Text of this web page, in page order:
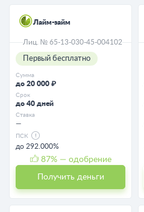
Лайм-займ
Лиц. № 65-13-030-45-004102
Первый бесплатно
Сумма
до 20 000 ₽
Срок
до 40 дней
Ставка
—
ПСК
до 292.000%
87% — одобрение
Получить деньги